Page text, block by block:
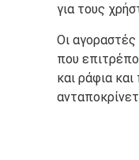
για τους
Οι
που
και ράφια